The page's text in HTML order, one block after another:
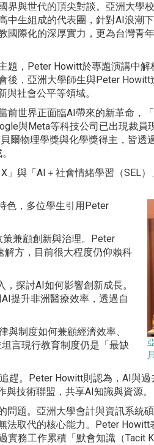
界與世代的頂尖對談。亞洲大學
中生組成的代表團，針對AI浪潮
際化的深厚實力，更為台灣青
題，Peter Howitt於專題演講中
後，亞洲大學師生與Peter
社會公平等領域。
前世界正面臨AI帶來的新革命，
與Meta等科技公司已出現裁員
爾物理學獎與化學獎得主，皆透
與「AI＋社會情緒學習（SEL
色，多位學生引用Peter
兼顧創新與治理。Peter
方，目前很大程度仍仰賴科
探討AI如何影響創新成長。
提升非洲醫療效率，透過自
制度如何兼顧經濟效率、
言現行教育制度仍是「最缺
趕。Peter Howitt則認為，AI與
技術聯盟，共享AI知識與資源。
問題。亞洲大學會計與資訊系統
法取代的核心能力。Peter
實務工作累積「默會知識（Tacit